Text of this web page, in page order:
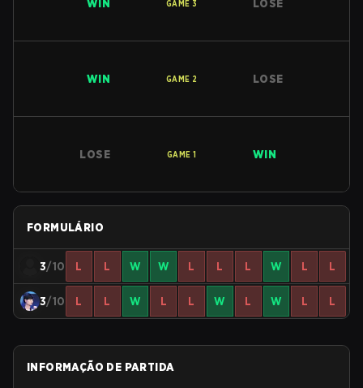
WIN GAME 3 LOSE
WIN GAME 2 LOSE
LOSE GAME 1 WIN
FORMULÁRIO
3/10 L L W W L L L W L L
3/10 L L W L L W L W L L
INFORMAÇÃO DE PARTIDA